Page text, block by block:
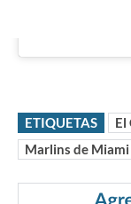
ETIQUETAS El
Marlins de Miami